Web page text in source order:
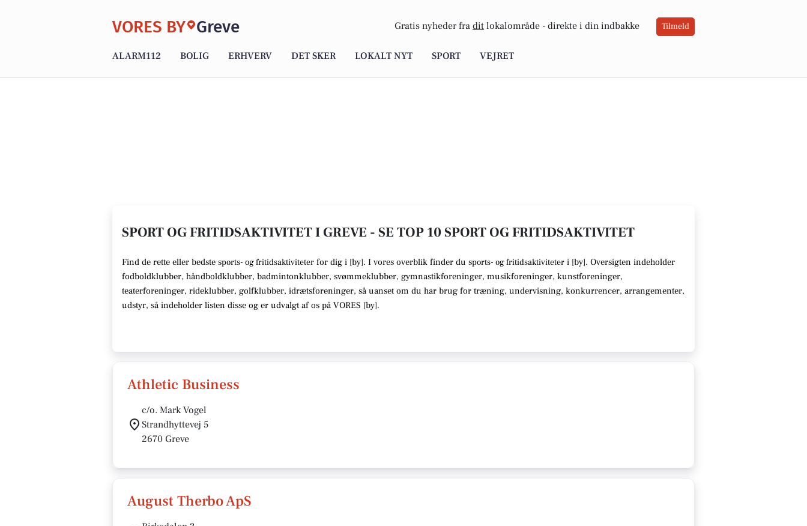
VORES BY Greve Gratis nyheder fra dit lokalområde - direkte i din indbakke Tilmeld
ALARM112 BOLIG ERHVERV DET SKER LOKALT NYT SPORT VEJRET
SPORT OG FRITIDSAKTIVITET I GREVE - SE TOP 10 SPORT OG FRITIDSAKTIVITET
Find de rette eller bedste sports- og fritidsaktiviteter for dig i [by]. I vores overblik finder du sports- og fritidsaktiviteter i [by]. Oversigten indeholder
fodboldklubber, håndboldklubber, badmintonklubber, svømmeklubber, gymnastikforeninger, musikforeninger, kunstforeninger,
teaterforeninger, rideklubber, golfklubber, idrætsforeninger, så uanset om du har brug for træning, undervisning, konkurrencer, arrangementer,
udstyr, så indeholder listen disse og er udvalgt af os på VORES [by].
Athletic Business
c/o. Mark Vogel
Strandhyttevej 5
2670 Greve
August Therbo ApS